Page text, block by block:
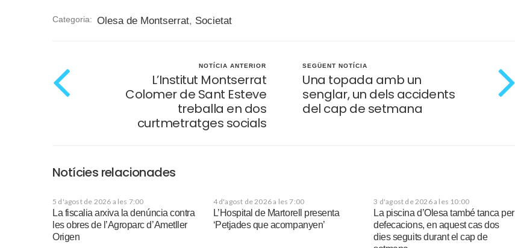
Categoria: Olesa de Montserrat, Societat
NOTÍCIA ANTERIOR
L’Institut Montserrat
Colomer de Sant Esteve
treballa en dos
curtmetratges socials
SEGÜENT NOTÍCIA
Una topada amb un
senglar, un dels accidents
del cap de setmana
Notícies relacionades
5 d'agost de 2026 a les 7:00
La fiscalia arxiva la denúncia contra
les obres de l’Agroparc d’Ametller
Origen
4 d'agost de 2026 a les 7:00
L’Hospital de Martorell presenta
‘Petjades que acompanyen’
3 d'agost de 2026 a les 10:00
La piscina d’Olesa també tanca per
defecacions, en aquest cas dos
dies seguits durant el cap de